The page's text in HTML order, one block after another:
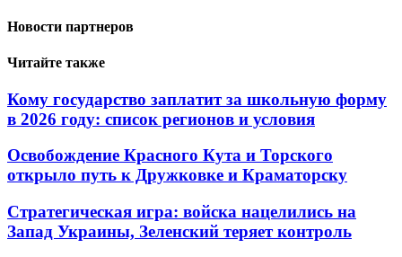
Новости партнеров
Читайте также
Кому государство заплатит за школьную форму
в 2026 году: список регионов и условия
Освобождение Красного Кута и Торского
открыло путь к Дружковке и Краматорску
Стратегическая игра: войска нацелились на
Запад Украины, Зеленский теряет контроль